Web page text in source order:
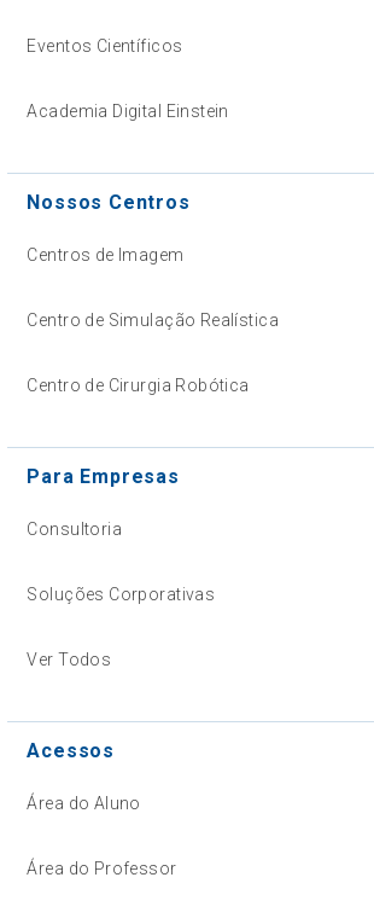
Eventos Científicos
Academia Digital Einstein
Nossos Centros
Centros de Imagem
Centro de Simulação Realística
Centro de Cirurgia Robótica
Para Empresas
Consultoria
Soluções Corporativas
Ver Todos
Acessos
Área do Aluno
Área do Professor